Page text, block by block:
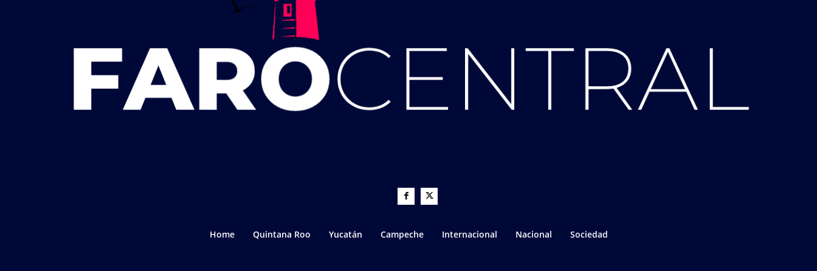
Home Quintana Roo Yucatán Campeche Internacional Nacional Sociedad